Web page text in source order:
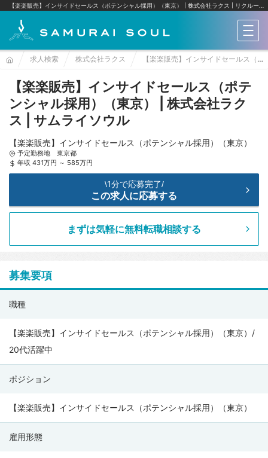
【楽楽販売】インサイドセールス（ポテンシャル採用）（東京） | 株式会社ラクス リクルートへの転職ならサムライソウル
メ
求人検索 株式会社ラクス 【楽楽販売】インサイドセールス（ポテンシャル採用）（東京）
【楽楽販売】インサイドセールス（ポテ
ンシャル採用）（東京） | 株式会社ラク
ス | サムライソウル
【楽楽販売】インサイドセールス（ポテンシャル採用）（東京）
予定勤務地 東京都
年収 431万円 ～ 585万円
まずは気軽に無料転職相談する
\1分で応募完了/
この求人に応募する
募集要項
ラ
職種
【楽楽販売】インサイドセールス（ポテンシャル採用）（東京）/
20代活躍中
ポジション
【楽楽販売】インサイドセールス（ポテンシャル採用）（東京）
雇用形態